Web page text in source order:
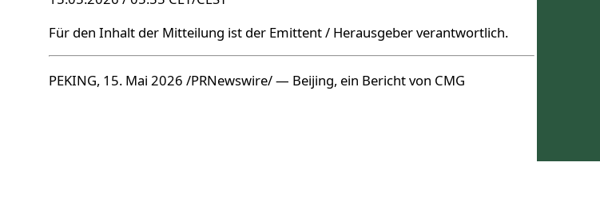
Für den Inhalt der Mitteilung ist der Emittent / Herausgeber verantwortlich.
PEKING, 15. Mai 2026 /PRNewswire/ — Beijing, ein Bericht von CMG